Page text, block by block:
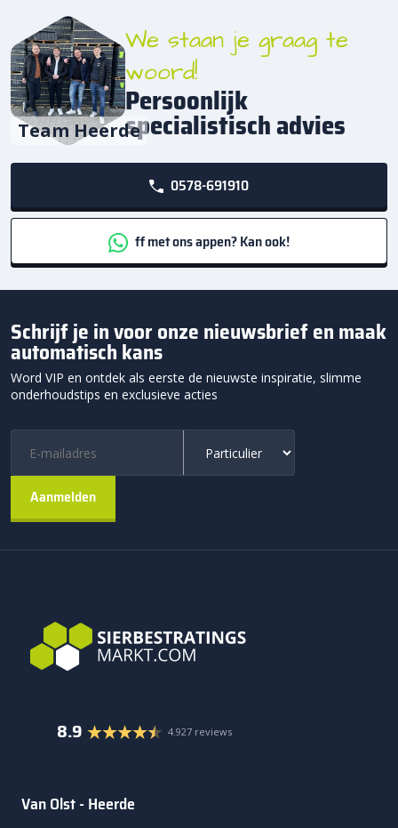
Team Heerde
We staan je graag te
woord!
Persoonlijk
specialistisch advies
0578-691910
ff met ons appen? Kan ook!
Schrijf je in voor onze nieuwsbrief en maak
automatisch kans
Word VIP en ontdek als eerste de nieuwste inspiratie, slimme
onderhoudstips en exclusieve acties
8.9 4.927 reviews
Van Olst - Heerde